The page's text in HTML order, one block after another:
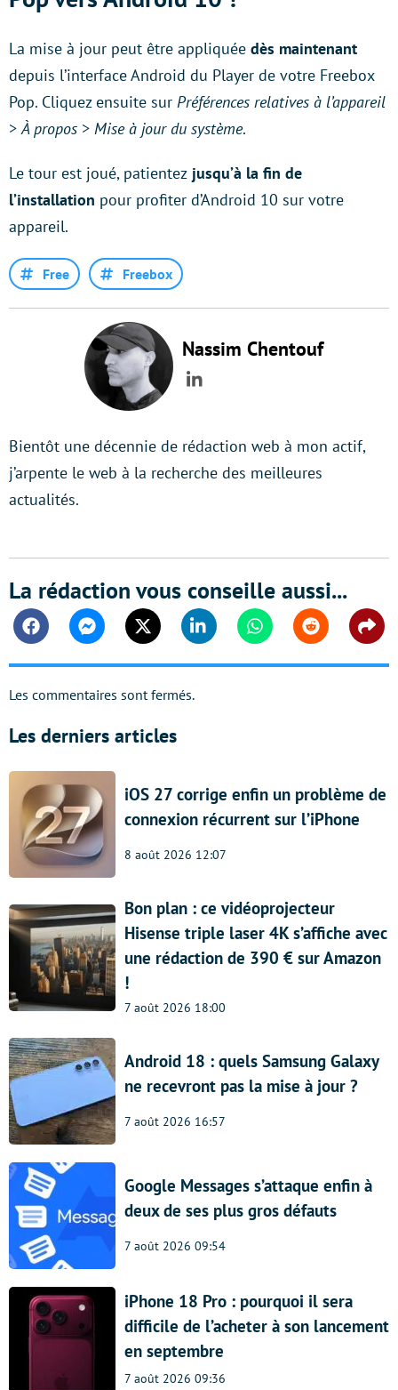
La mise à jour peut être appliquée dès maintenant
depuis l’interface Android du Player de votre Freebox
Pop. Cliquez ensuite sur Préférences relatives à l’appareil
> À propos > Mise à jour du système.
Le tour est joué, patientez jusqu’à la fin de
l’installation pour profiter d’Android 10 sur votre
appareil.
Free Freebox
Nassim Chentouf
LinkedIn
Bientôt une décennie de rédaction web à mon actif,
j’arpente le web à la recherche des meilleures
actualités.
La rédaction vous conseille aussi...
FacebookMessengerTwitter Linkedin WhatsappReddit
Les commentaires sont fermés.
Les derniers articles
iOS 27 corrige enfin un problème de
connexion récurrent sur l’iPhone
8 août 2026 12:07
Bon plan : ce vidéoprojecteur
Hisense triple laser 4K s’affiche avec
une rédaction de 390 € sur Amazon
!
7 août 2026 18:00
Android 18 : quels Samsung Galaxy
ne recevront pas la mise à jour ?
7 août 2026 16:57
Google Messages s’attaque enfin à
deux de ses plus gros défauts
7 août 2026 09:54
iPhone 18 Pro : pourquoi il sera
difficile de l’acheter à son lancement
en septembre
7 août 2026 09:36